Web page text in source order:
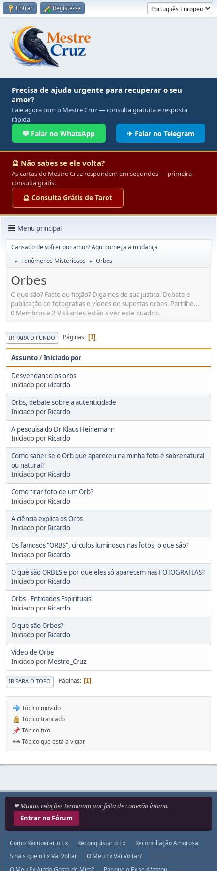
Entrar Registe-se
Precisa de ajuda urgente para recuperar o seu
amor?
Fale agora com o Mestre Cruz — consulta gratuita e resposta
rápida.
💬 Falar no WhatsApp ✈ Falar no Telegram
🔮 Não sabes se ele volta?
As cartas do Mestre Cruz respondem em segundos — primeira
consulta grátis.
🔮 Consulta Grátis de Tarot
Menu principal
Cansado de sofrer por amor? Aqui começa a mudança
► Fenômenos Misteriosos ► Orbes
Orbes
O que são? Facto ou ficção? Diga-nos de sua justiça. Debate e
publicação de fotografias e vídeos de supostas orbes. Partilhe...
0 Membros e 2 Visitantes estão a ver este quadro.
IR PARA O FUNDO Páginas 1
Assunto/Iniciado por
Desvendando os orbs
Iniciado por Ricardo
Orbs, debate sobre a autenticidade
Iniciado por Ricardo
A pesquisa do Dr Klaus Heinemann
Iniciado por Ricardo
Como saber se o Orb que apareceu na minha foto é sobrenatural
ou natural?
Iniciado por Ricardo
Como tirar foto de um Orb?
Iniciado por Ricardo
A ciência explica os Orbs
Iniciado por Ricardo
Os famosos "ORBS", círculos luminosos nas fotos, o que são?
Iniciado por Ricardo
O que são ORBES e por que eles só aparecem nas FOTOGRAFIAS?
Iniciado por Ricardo
Orbs - Entidades Espirituais
Iniciado por Ricardo
O que são Orbes?
Iniciado por Ricardo
Vídeo de Orbe
Iniciado por Mestre_Cruz
IR PARA O TOPO Páginas 1
Tópico movido
Tópico trancado
Tópico fixo
Tópico que está a vigiar
❤ Muitas relações terminam por falta de conexão íntima.
Entrar no Fórum
Como Recuperar o Ex Reconquistar o Ex
Reconciliação Amorosa
Sinais que o Ex Vai Voltar
O Meu Ex Vai Voltar?
O Meu Ex Ainda Gosta de Mim?
Por que o Ex se Afastou